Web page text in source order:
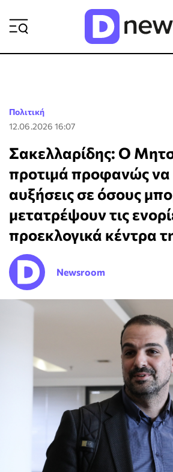
Πολιτική
12.06.2026 16:07
Σακελλαρίδης: Ο
προτιμά προφανώς να
αυξήσεις σε όσους
μετατρέψουν τις
προεκλογικά κέντρα
Newsroom